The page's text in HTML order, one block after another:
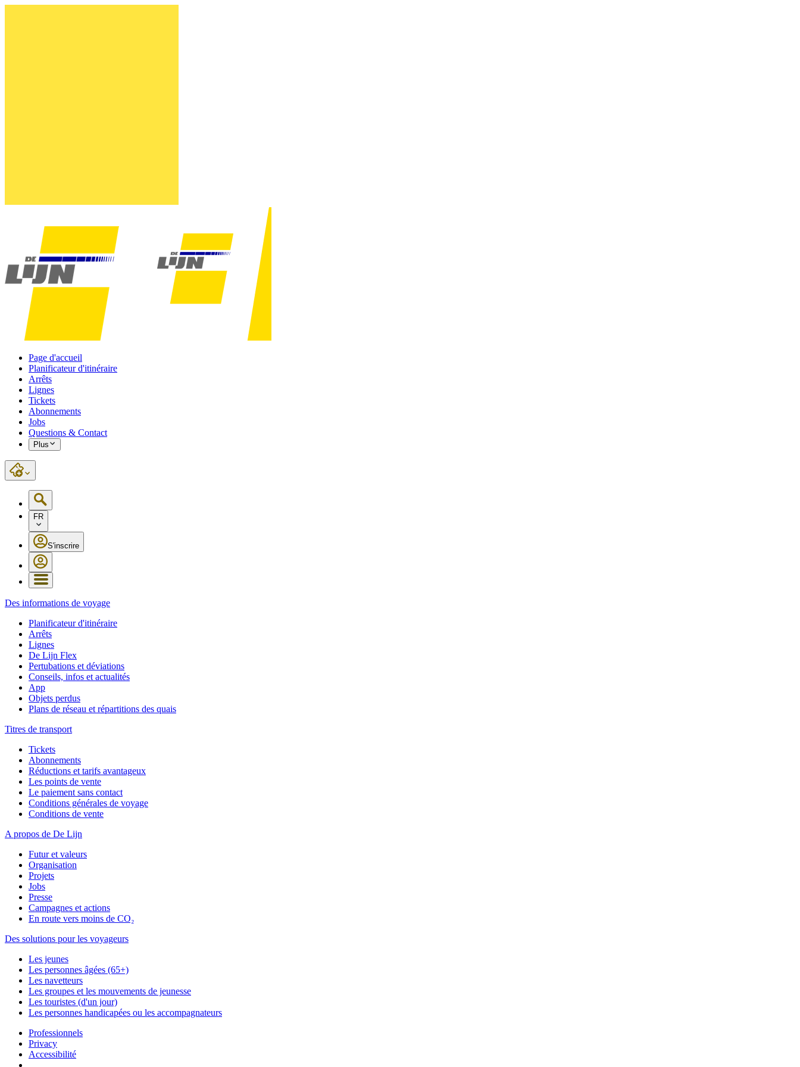
Page d'accueil
Planificateur d'itinéraire
Arrêts
Lignes
Tickets
Abonnements
Jobs
Questions & Contact
Plus
FR
S'inscrire
Des informations de voyage
Planificateur d'itinéraire
Arrêts
Lignes
De Lijn Flex
Pertubations et déviations
Conseils, infos et actualités
App
Objets perdus
Plans de réseau et répartitions des quais
Titres de transport
Tickets
Abonnements
Réductions et tarifs avantageux
Les points de vente
Le paiement sans contact
Conditions générales de voyage
Conditions de vente
A propos de De Lijn
Futur et valeurs
Organisation
Projets
Jobs
Presse
Campagnes et actions
En route vers moins de CO₂
Des solutions pour les voyageurs
Les jeunes
Les personnes âgées (65+)
Les navetteurs
Les groupes et les mouvements de jeunesse
Les touristes (d'un jour)
Les personnes handicapées ou les accompagnateurs
Professionnels
Privacy
Accessibilité